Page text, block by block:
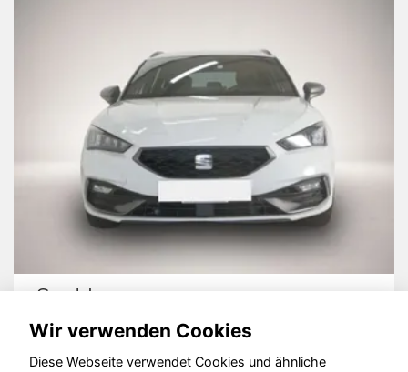
Seat Leon
Wir verwenden Cookies
Diese Webseite verwendet Cookies und ähnliche